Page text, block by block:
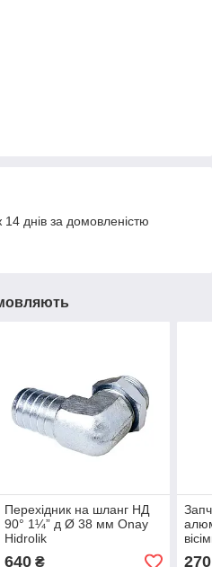
днів за домовленістю
Перехідник на шланг НД
90° 1¼” д Ø 38 мм Onay
Hidrolik
640₴ 270